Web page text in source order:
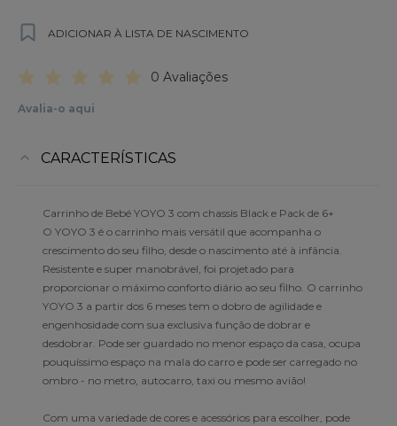
ADICIONAR À LISTA DE NASCIMENTO
0 Avaliações
Avalia-o aqui
CARACTERÍSTICAS
Carrinho de Bebé YOYO 3 com chassis Black e Pack de 6+
O YOYO 3 é o carrinho mais versátil que acompanha o
crescimento do seu filho, desde o nascimento até à infância.
Resistente e super manobrável, foi projetado para
proporcionar o máximo conforto diário ao seu filho. O carrinho
YOYO 3 a partir dos 6 meses tem o dobro de agilidade e
engenhosidade com sua exclusiva função de dobrar e
desdobrar. Pode ser guardado no menor espaço da casa, ocupa
pouquíssimo espaço na mala do carro e pode ser carregado no
ombro - no metro, autocarro, taxi ou mesmo avião!
Com uma variedade de cores e acessórios para escolher, pode